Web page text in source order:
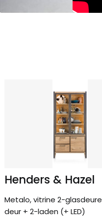
Henders & Hazel
Metalo, vitrine 2-
deur + 2-laden (+ LED)